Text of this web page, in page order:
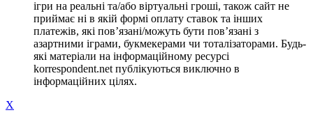
ігри на реальні та/або віртуальні гроші, також сайт не
приймає ні в якій формі оплату ставок та інших
платежів, які пов’язані/можуть бути пов’язані з
азартними іграми, букмекерами чи тоталізаторами. Будь-
які матеріали на інформаційному ресурсі
korrespondent.net публікуються виключно в
інформаційних цілях.
X